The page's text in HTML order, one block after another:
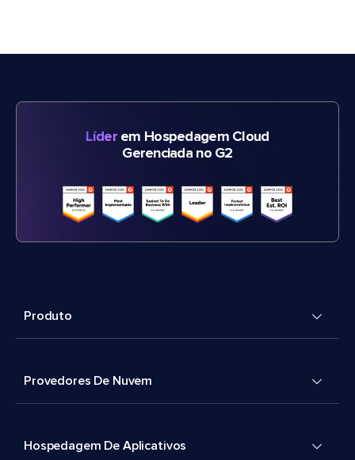
Líderem Hospedagem Cloud
Gerenciada no G2
Produto
Provedores De Nuvem
Hospedagem De Aplicativos